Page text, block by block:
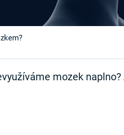
mozek